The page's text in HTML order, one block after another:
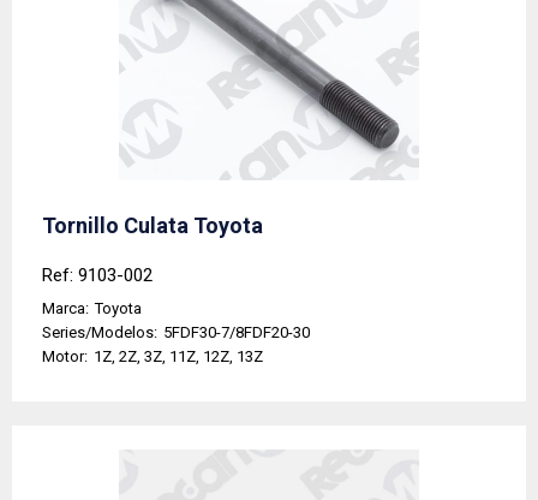
Tornillo Culata Toyota
Ref: 9103-002
Marca: Toyota
Series/Modelos: 5FDF30-7/8FDF20-30
Motor: 1Z, 2Z, 3Z, 11Z, 12Z, 13Z